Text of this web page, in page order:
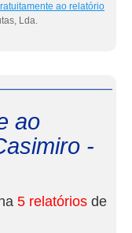
ao relatório
Lda.
ao
-
5 relatórios de